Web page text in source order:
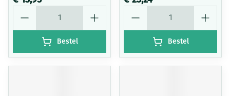
Bestel Bestel